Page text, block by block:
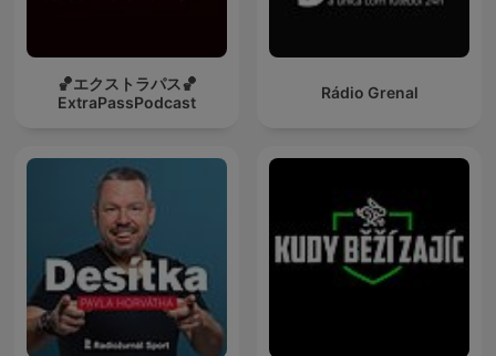
🏀エクストラパス🏀
ExtraPassPodcast
Rádio Grenal